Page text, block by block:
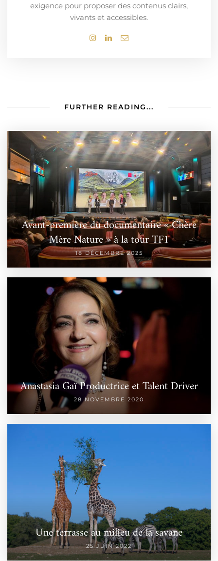
exigence pour proposer des contenus clairs,
vivants et accessibles.
FURTHER READING...
Avant-première du documentaire « Chère
Mère Nature » à la tour TF1
18 DÉCEMBRE 2025
Anastasia Gaï Productrice et Talent Driver
28 NOVEMBRE 2020
Une terrasse au milieu de la savane
25 JUIN 2022